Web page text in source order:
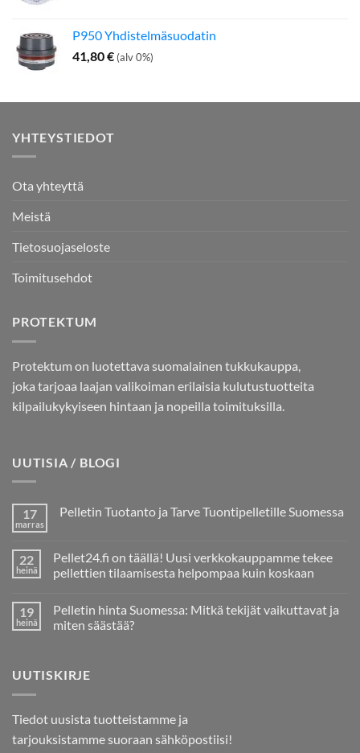
P950 Yhdistelmäsuodatin
41,80€ (alv 0%)
YHTEYSTIEDOT
Ota yhteyttä
Meistä
Tietosuojaseloste
Toimitusehdot
PROTEKTUM
Protektum on luotettava suomalainen tukkukauppa,
joka tarjoaa laajan valikoiman erilaisia kulutustuotteita
kilpailukykyiseen hintaan ja nopeilla toimituksilla.
UUTISIA / BLOGI
17
marras
Pelletin Tuotanto ja Tarve Tuontipelletille Suomessa
Pelletin
Tuotanto
ja
Suomessa
22
heinä
Pellet24.fi on täällä! Uusi verkkokauppamme tekee
pellettien tilaamisesta helpompaa kuin koskaan
artikkeliin
Pellet24.fi
on
tekee
pellettien
koskaan
19
heinä
Pelletin hinta Suomessa: Mitkä tekijät vaikuttavat ja
miten säästää?
Pelletin
hinta
tekijät
vaikuttavat
miten
UUTISKIRJE
Tiedot uusista tuotteistamme ja
tarjouksistamme suoraan sähköpostiisi!